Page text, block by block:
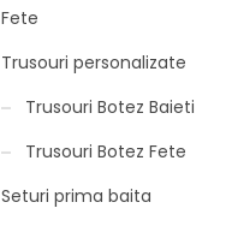
Fete
Trusouri personalizate
Trusouri Botez Baieti
Trusouri Botez Fete
Seturi prima baita